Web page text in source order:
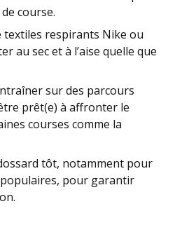
course.
textiles respirants Nike ou
au sec et à l’aise quelle que
sur des parcours
prêt(e) à affronter le
courses comme la
tôt, notamment pour
pour garantir